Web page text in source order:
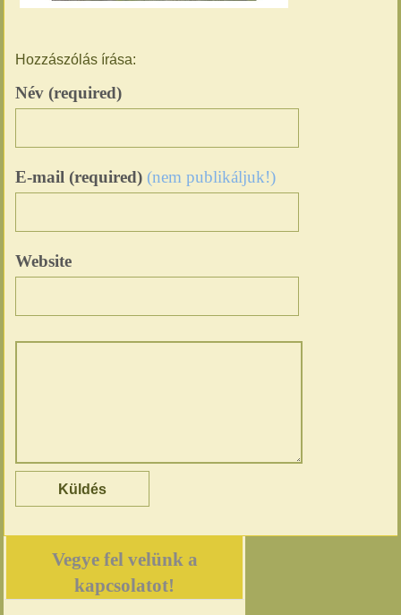
Hozzászólás írása:
Név (required)
E-mail (required) (nem publikáljuk!)
Website
Vegye fel velünk a
kapcsolatot!